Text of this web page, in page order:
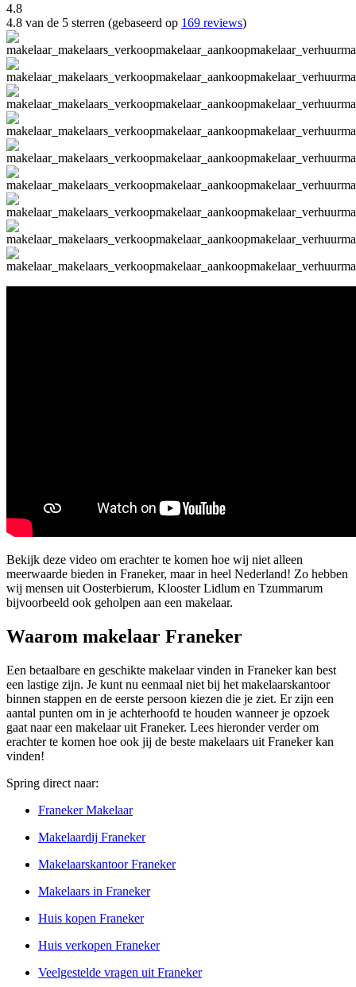
4.8
4.8 van de 5 sterren (gebaseerd op 169 reviews)
Bekijk deze video om erachter te komen hoe wij niet alleen
meerwaarde bieden in Franeker, maar in heel Nederland! Zo hebben
wij mensen uit Oosterbierum, Klooster Lidlum en Tzummarum
bijvoorbeeld ook geholpen aan een makelaar.
Waarom makelaar Franeker
Een betaalbare en geschikte makelaar vinden in Franeker kan best
een lastige zijn. Je kunt nu eenmaal niet bij het makelaarskantoor
binnen stappen en de eerste persoon kiezen die je ziet. Er zijn een
aantal punten om in je achterhoofd te houden wanneer je opzoek
gaat naar een makelaar uit Franeker. Lees hieronder verder om
erachter te komen hoe ook jij de beste makelaars uit Franeker kan
vinden!
Spring direct naar:
Franeker Makelaar
Makelaardij Franeker
Makelaarskantoor Franeker
Makelaars in Franeker
Huis kopen Franeker
Huis verkopen Franeker
Veelgestelde vragen uit Franeker